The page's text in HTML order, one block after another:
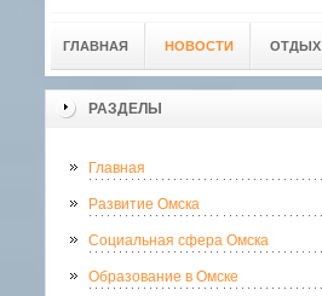
ГЛАВНАЯ НОВОСТИ ОТДЫХ
РАЗДЕЛЫ
Главная
Развитие Омска
Социальная сфера Омска
Образование в Омске